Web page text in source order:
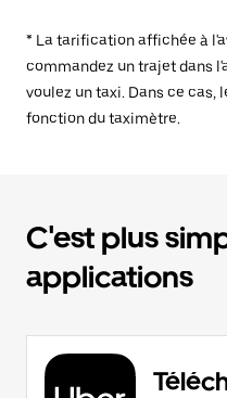
* La tarification affichée à
commandez un trajet dans
voulez un taxi. Dans ce cas,
fonction du taximètre.
C'est plus
applications